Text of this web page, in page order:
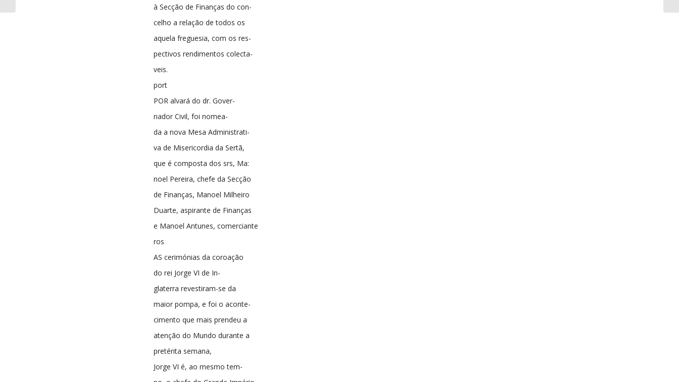
à Secção de Finanças do con-
celho a relação de todos os
aquela freguesia, com os res-
pectivos rendimentos colecta-
veis.
port
POR alvará do dr. Gover-
nador Civil, foi nomea-
da a nova Mesa Administrati-
va de Misericordia da Sertã,
que é composta dos srs, Ma:
noel Pereira, chefe da Secção
de Finanças, Manoel Milheiro
Duarte, aspirante de Finanças
e Manoel Antunes, comerciante
ros
AS cerimónias da coroação
do rei Jorge VI de In-
glaterra revestiram-se da
maior pompa, e foi o aconte-
cimento que mais prendeu a
atenção do Mundo durante a
pretérita semana,
Jorge VI é, ao mesmo tem-